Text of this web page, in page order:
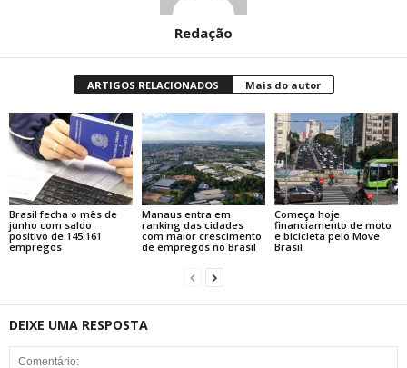
Redação
ARTIGOS RELACIONADOS Mais do autor
Brasil fecha o mês de
junho com saldo
positivo de 145.161
empregos
Manaus entra em
ranking das cidades
com maior crescimento
de empregos no Brasil
Começa hoje
financiamento de moto
e bicicleta pelo Move
Brasil
DEIXE UMA RESPOSTA